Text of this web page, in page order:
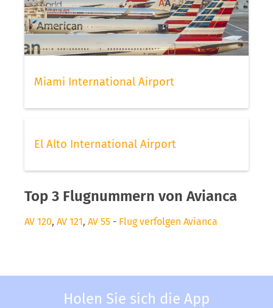
Miami International Airport
El Alto International Airport
Top 3 Flugnummern von Avianca
AV 120, AV 121, AV 55 - Flug verfolgen Avianca
Holen Sie sich die App